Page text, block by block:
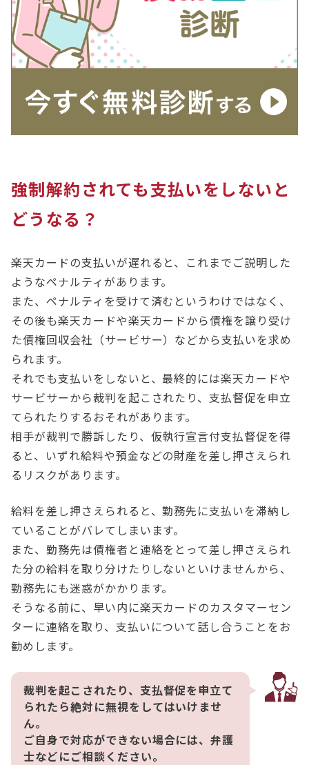
強制解約されても支払いをしないと
どうなる？
楽天カードの支払いが遅れると、これまでご説明した
ようなペナルティがあります。
また、ペナルティを受けて済むというわけではなく、
その後も楽天カードや楽天カードから債権を譲り受け
た債権回収会社（サービサー）などから支払いを求め
られます。
それでも支払いをしないと、最終的には楽天カードや
サービサーから裁判を起こされたり、支払督促を申立
てられたりするおそれがあります。
相手が裁判で勝訴したり、仮執行宣言付支払督促を得
ると、いずれ給料や預金などの財産を差し押さえられ
るリスクがあります。
給料を差し押さえられると、勤務先に支払いを滞納し
ていることがバレてしまいます。
また、勤務先は債権者と連絡をとって差し押さえられ
た分の給料を取り分けたりしないといけませんから、
勤務先にも迷惑がかかります。
そうなる前に、早い内に楽天カードのカスタマーセン
ターに連絡を取り、支払いについて話し合うことをお
勧めします。
裁判を起こされたり、支払督促を申立て
られたら絶対に無視をしてはいけませ
ん。
ご自身で対応ができない場合には、弁護
士などにご相談ください。